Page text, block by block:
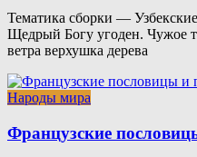
Тематика сборки —
Щедрый Богу угоден. Чужое
ветра верхушка дерева
Народы мира
Французские